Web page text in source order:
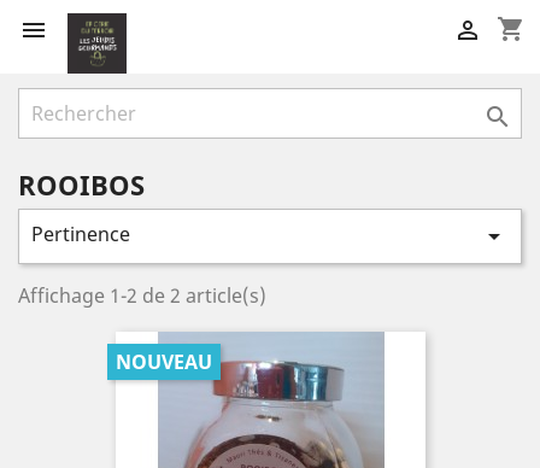
 shopping_cart


ROOIBOS
Pertinence 
Affichage 1-2 de 2 article(s)
NOUVEAU